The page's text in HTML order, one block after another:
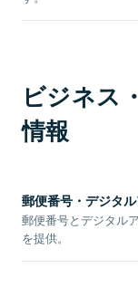
ビジネス
情報
郵便番号・デジタ
郵便番号とデジタル
を提供。